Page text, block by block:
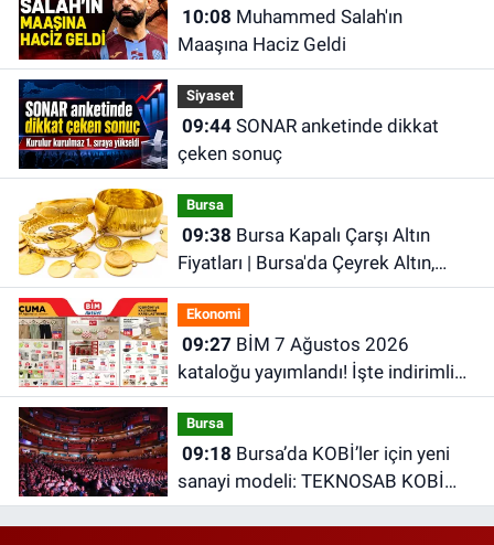
10:08
Maaşına Haciz Geldi
Siyaset
09:44SONAR anketinde dikkat
çeken sonuç
Bursa
09:38
Fiyatları | Bursa'da Çeyrek Altın,
Gram Altın, Tam Altın Ne Kadar? En
Güncel Altın Fiyatları
Ekonomi
09:27
kataloğu yayımlandı! İşte indirimli
ürünler ve fiyatları
Bursa
09:18
sanayi modeli: TEKNOSAB KOBİ
OSB projesi tanıtıldı